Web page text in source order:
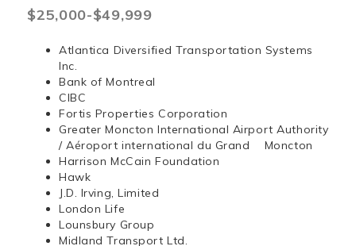
$25,000-$49,999
Atlantica Diversified Transportation Systems
Inc.
Bank of Montreal
CIBC
Fortis Properties Corporation
Greater Moncton International Airport Authority
/ Aéroport international du Grand Moncton
Harrison McCain Foundation
Hawk
J.D. Irving, Limited
London Life
Lounsbury Group
Midland Transport Ltd.